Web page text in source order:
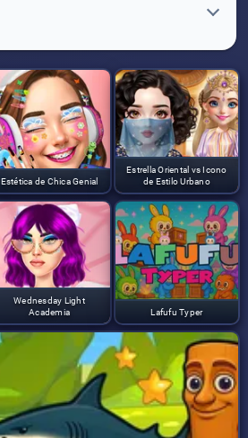
Estética de Chica Genial
Estrella Oriental vs Icono
de Estilo Urbano
Wednesday Light
Academia
Lafufu Typer